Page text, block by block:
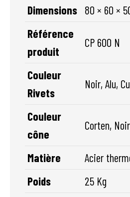
Dimensions 80 × 60 ×
Référence
produit
CP 600 N
Couleur
Rivets
Noir, Alu,
Couleur
cône
Corten, Noir
Matière
Acier
Poids
25 Kg